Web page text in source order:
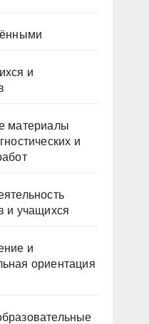
и
материалы
и
и учащихся
и
ориентация